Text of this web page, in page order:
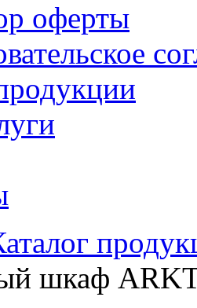
оферты
шкаф